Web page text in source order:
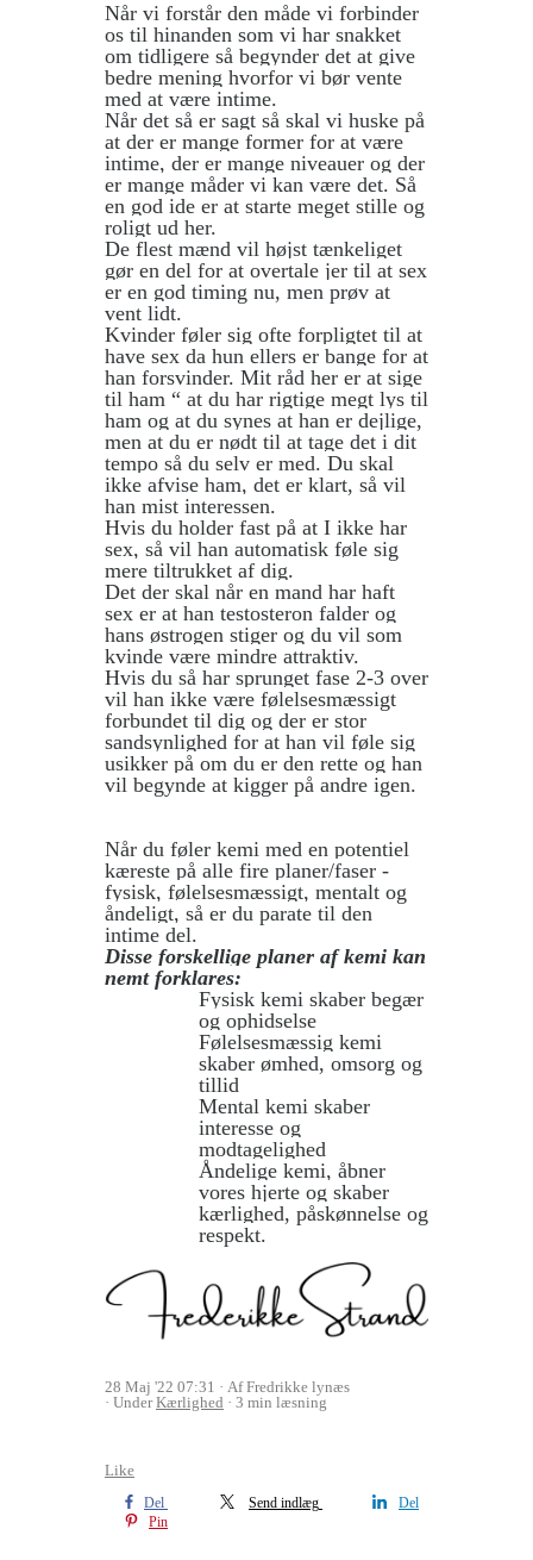
Når vi forstår den måde vi forbinder
os til hinanden som vi har snakket
om tidligere så begynder det at give
bedre mening hvorfor vi bør vente
med at være intime.
Når det så er sagt så skal vi huske på
at der er mange former for at være
intime, der er mange niveauer og der
er mange måder vi kan være det. Så
en god ide er at starte meget stille og
roligt ud her.
De flest mænd vil højst tænkeliget
gør en del for at overtale jer til at sex
er en god timing nu, men prøv at
vent lidt.
Kvinder føler sig ofte forpligtet til at
have sex da hun ellers er bange for at
han forsvinder. Mit råd her er at sige
til ham “ at du har rigtige megt lys til
ham og at du synes at han er dejlige,
men at du er nødt til at tage det i dit
tempo så du selv er med. Du skal
ikke afvise ham, det er klart, så vil
han mist interessen.
Hvis du holder fast på at I ikke har
sex, så vil han automatisk føle sig
mere tiltrukket af dig.
Det der skal når en mand har haft
sex er at han testosteron falder og
hans østrogen stiger og du vil som
kvinde være mindre attraktiv.
Hvis du så har sprunget fase 2-3 over
vil han ikke være følelsesmæssigt
forbundet til dig og der er stor
sandsynlighed for at han vil føle sig
usikker på om du er den rette og han
vil begynde at kigger på andre igen.
Når du føler kemi med en potentiel
kæreste på alle fire planer/faser -
fysisk, følelsesmæssigt, mentalt og
åndeligt, så er du parate til den
intime del.
Disse forskellige planer af kemi kan
nemt forklares:
Fysisk kemi skaber begær
og ophidselse
Følelsesmæssig kemi
skaber ømhed, omsorg og
tillid
Mental kemi skaber
interesse og
modtagelighed
Åndelige kemi, åbner
vores hjerte og skaber
kærlighed, påskønnelse og
respekt.
28 Maj '22 07:31
Af Fredrikke lynæs
UnderKærlighed 3 min læsning
Like
Del Send indlæg
Del
Pin